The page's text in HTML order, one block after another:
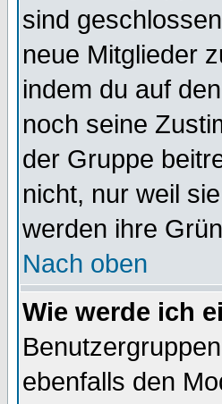
sind
neue Mitglieder
indem du auf
noch seine
der Gruppe
nicht, nur weil
werden ihre
Nach oben
Wie werde ich
ebenfalls den